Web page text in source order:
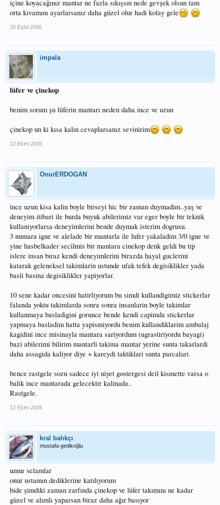
içine koyacağınız mantar ne fazla sıkışsın nede gevşek olsun tam
orta kıvamını ayarlarsanız daha güzel olur hadi kolay gele
30 Eylül 2006
impala
lüfer ve çinekop
benim sorum şu lüferin mantarı neden daha ince ve uzun
çinekop un ki kısa kalın cevaplarsanız sevinirim
12 Ekim 2006
OnurERDOGAN
ince uzun kisa kalin boyle birseyi hic bir zaman duymadim..yaş ve
deneyim itibari ile burda buyuk abilerimiz var eger boyle bir teknik
kullaniyorlarsa deneyimlerini bende duymak isterim dogrusu.
3 numara igne ve alelade bir mantarla ile lufer yakaladim 3/0 igne ve
yine hasbelkader secilmis bir mantara cinekop denk geldi bu tip
islere insan biraz kendi deneyimlerini birazda hayal guclerini
katarak geleneksel takimlarin ustunde ufak tefek degisiklikler yada
basli basina degisiklikler yapiyorlar.
10 sene kadar oncesini hatirliyorum bu simdi kullandigimiz stickerlar
falanda yoktu takimlarda sonra sonra insanlarin boyle takimlar
kullanmaya basladigini gorunce bende kendi capimda stickerlar
yapmaya basladim hatta yapismiyordu benim kullandiklarim ambalaj
kagidini ince misinayla mantara sariyordum (ugrastiriyordu bayagi)
bazi abilerimi bilirim mantarli takima mantar yerine sunta takarlardi
daha assagida kaliyor diye + kareydi taktiklari sunta parcalari.
bence rastgele sozu sadece iyi niyet gostergesi deil kismette varsa o
balik ince mantarada gelecektir kalinada..
Rastgele.
12 Ekim 2006
kral balıkçı
mustafa gedikoğlu
umur selamlar
onur ustamın dediklerine katılıyorum
bide şimdiki zaman zarfında çinekop ve lüfer takımını ne kadar
güzel ve alımlı yaparsan biraz daha ağır basıyor